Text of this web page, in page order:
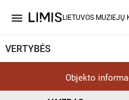
menu LIETUVOS MUZIEJŲ
VERTYBĖS
Objekto